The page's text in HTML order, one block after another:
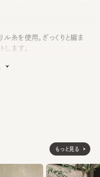
糸を使用。ざっくりと編ま
します。
しております。
もっと見る